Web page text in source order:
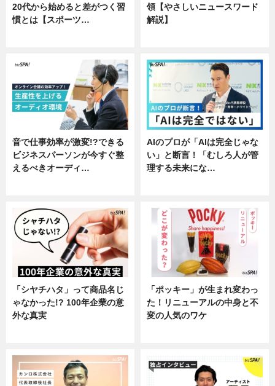
20代から始めると差がつく習
慣とは【スポーツ…
領【やさしいニュースワード
解説】
音で仕事効率が激変!?できる
ビジネスパーソンが今すぐ整
えるべきオーディ…
AIのプロが「AIは完全じゃな
い」と断言！「むしろ人が管
理する未来にな…
「シヤチハタ」って商品名じ
ゃなかった!? 100年企業の意
外な真実
「ポッキー」が生まれ変わっ
た！リニューアルの中身と不
変の人気のワケ